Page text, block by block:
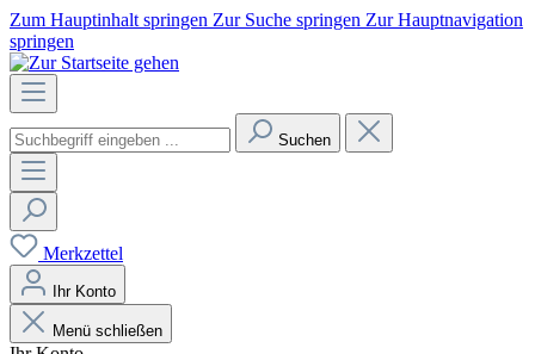
Zum Hauptinhalt springen Zur Suche springen Zur Hauptnavigation
springen
Suchen
Merkzettel
Ihr Konto
Menü schließen